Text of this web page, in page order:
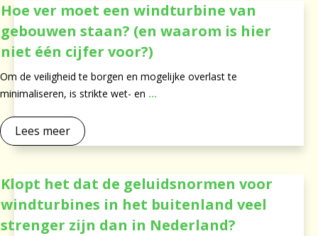
Hoe ver moet een windturbine van
gebouwen staan? (en waarom is hier
niet één cijfer voor?)
Om de veiligheid te borgen en mogelijke overlast te
minimaliseren, is strikte wet- en ...
Lees meer
Klopt het dat de geluidsnormen voor
windturbines in het buitenland veel
strenger zijn dan in Nederland?